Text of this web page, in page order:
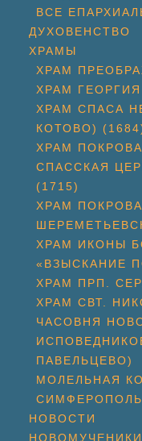
ВСЕ
ДУХОВЕНСТВО
ХРАМЫ
ХРАМ
ХРАМ
ХРАМ СПАСА
КОТОВО)
ХРАМ
СПАССКАЯ
(1715)
ХРАМ
ХРАМ ИКОНЫ
«ВЗЫСКАНИЕ
ХРАМ ПРП.
ХРАМ СВТ.
ЧАСОВНЯ
ПАВЕЛЬЦЕВО)
МОЛЕЛЬНАЯ
НОВОСТИ
НОВОМУЧЕНИКИ